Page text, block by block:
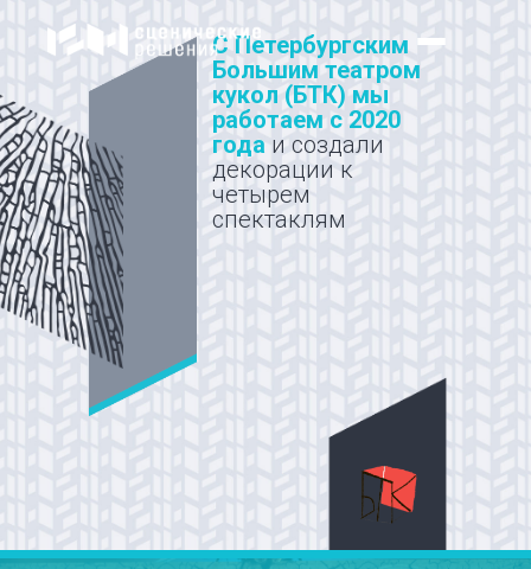
С Петербургским
Большим театром
кукол (БТК) мы
работаем с 2020
года и создали
декорации к
четырем
спектаклям